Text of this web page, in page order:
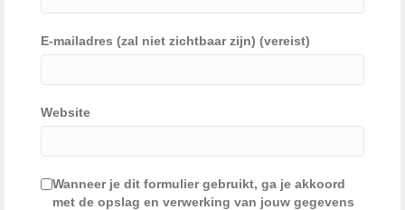
E-mailadres (zal niet zichtbaar zijn) (vereist)
Website
Wanneer je dit formulier gebruikt, ga je akkoord
met de opslag en verwerking van jouw gegevens